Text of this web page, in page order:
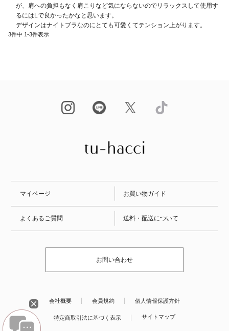
が、肩への負担もなく肩こりなど気にならないのでリラックスして使用す
るにはLで良かったかなと思います。
デザインはナイトブラなのにとても可愛くてテンション上がります。
3件中 1-3件表示
マイページ お買い物ガイド
よくあるご質問 送料・配送について
お問い合わせ
会社概要 会員規約 個人情報保護方針
特定商取引法に基づく表示 サイトマップ